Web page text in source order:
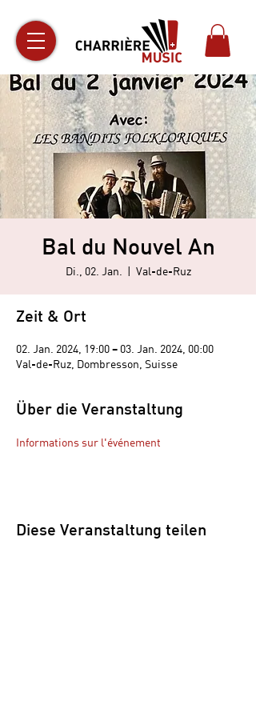
Bal du Nouvel An
Di., 02. Jan.
  |
Val-de-Ruz
Zeit & Ort
02. Jan. 2024, 19:00 – 03. Jan. 2024, 00:00
Val-de-Ruz, Dombresson, Suisse
Über die Veranstaltung
Informations sur l'événement
Diese Veranstaltung teilen